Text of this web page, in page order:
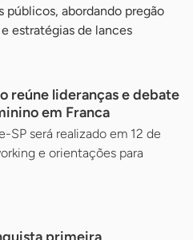
públicos, abordando pregão
estratégias de lances
reúne lideranças e debate
em Franca
SP será realizado em 12 de
e orientações para